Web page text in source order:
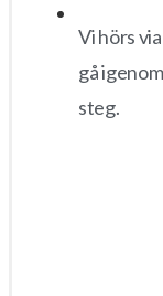
Vi hörs
gå
steg.